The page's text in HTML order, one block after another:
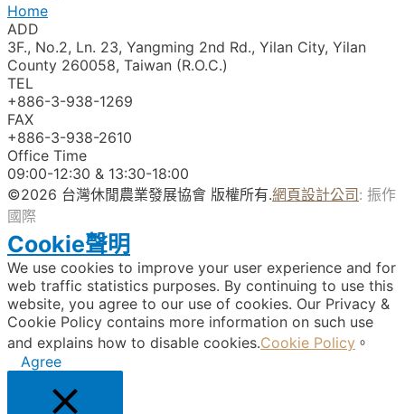
Home
ADD
3F., No.2, Ln. 23, Yangming 2nd Rd., Yilan City, Yilan
County 260058, Taiwan (R.O.C.)
TEL
+886-3-938-1269​
FAX
+886-3-938-2610
Office Time
09:00-12:30 & 13:30-18:00
©2026 台灣休閒農業發展協會 版權所有.網頁設計公司: 振作
國際
Cookie聲明
We use cookies to improve your user experience and for
web traffic statistics purposes. By continuing to use this
website, you agree to our use of cookies. Our Privacy &
Cookie Policy contains more information on such use
and explains how to disable cookies.Cookie Policy 。
Agree